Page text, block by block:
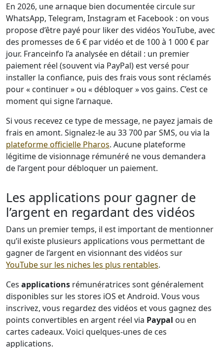
En 2026, une arnaque bien documentée circule sur
WhatsApp, Telegram, Instagram et Facebook : on vous
propose d’être payé pour liker des vidéos YouTube, avec
des promesses de 6 € par vidéo et de 100 à 1 000 € par
jour. Franceinfo l’a analysée en détail : un premier
paiement réel (souvent via PayPal) est versé pour
installer la confiance, puis des frais vous sont réclamés
pour « continuer » ou « débloquer » vos gains. C’est ce
moment qui signe l’arnaque.
Si vous recevez ce type de message, ne payez jamais de
frais en amont. Signalez-le au 33 700 par SMS, ou via la
plateforme officielle Pharos. Aucune plateforme
légitime de visionnage rémunéré ne vous demandera
de l’argent pour débloquer un paiement.
Les applications pour gagner de
l’argent en regardant des vidéos
Dans un premier temps, il est important de mentionner
qu’il existe plusieurs applications vous permettant de
gagner de l’argent en visionnant des vidéos sur
YouTube sur les niches les plus rentables.
Ces applications rémunératrices sont généralement
disponibles sur les stores iOS et Android. Vous vous
inscrivez, vous regardez des vidéos et vous gagnez des
points convertibles en argent réel via Paypal ou en
cartes cadeaux. Voici quelques-unes de ces
applications.